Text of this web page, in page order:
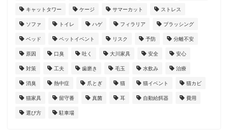
キャットタワー ケージ サマーカット ストレス
ソファ トイレ ハゲ フィラリア ブラッシング
ベッド ペットイベント リスク 予防 分離不安
原因 口臭 吐く 大川家具 安全 安心
対策 工夫 歯磨き 毛玉 水飲み 治療
消臭 熱中症 爪とぎ 猫 猫イベント 猫カビ
猫家具 留守番 真菌 耳 自動給餌器 費用
選び方 駐車場